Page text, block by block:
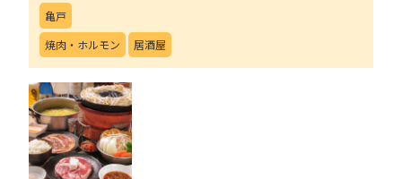
亀戸
焼肉・ホルモン
居酒屋